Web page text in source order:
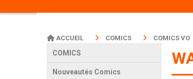
COMICS
Nouveautés Comics
ACCUEIL COMICS COMICS VO